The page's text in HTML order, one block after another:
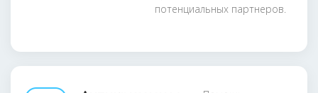
потенциальных партнеров.